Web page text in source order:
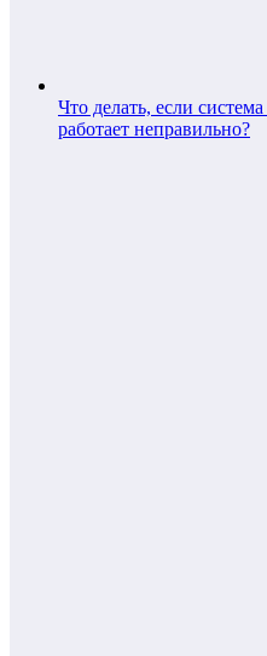
Что делать, если
работает неправильно?